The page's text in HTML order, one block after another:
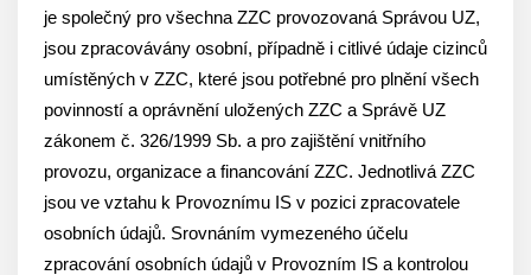
je společný pro všechna ZZC provozovaná Správou UZ,
jsou zpracovávány osobní, případně i citlivé údaje cizinců
umístěných v ZZC, které jsou potřebné pro plnění všech
povinností a oprávnění uložených ZZC a Správě UZ
zákonem č. 326/1999 Sb. a pro zajištění vnitřního
provozu, organizace a financování ZZC. Jednotlivá ZZC
jsou ve vztahu k Provoznímu IS v pozici zpracovatele
osobních údajů. Srovnáním vymezeného účelu
zpracování osobních údajů v Provozním IS a kontrolou